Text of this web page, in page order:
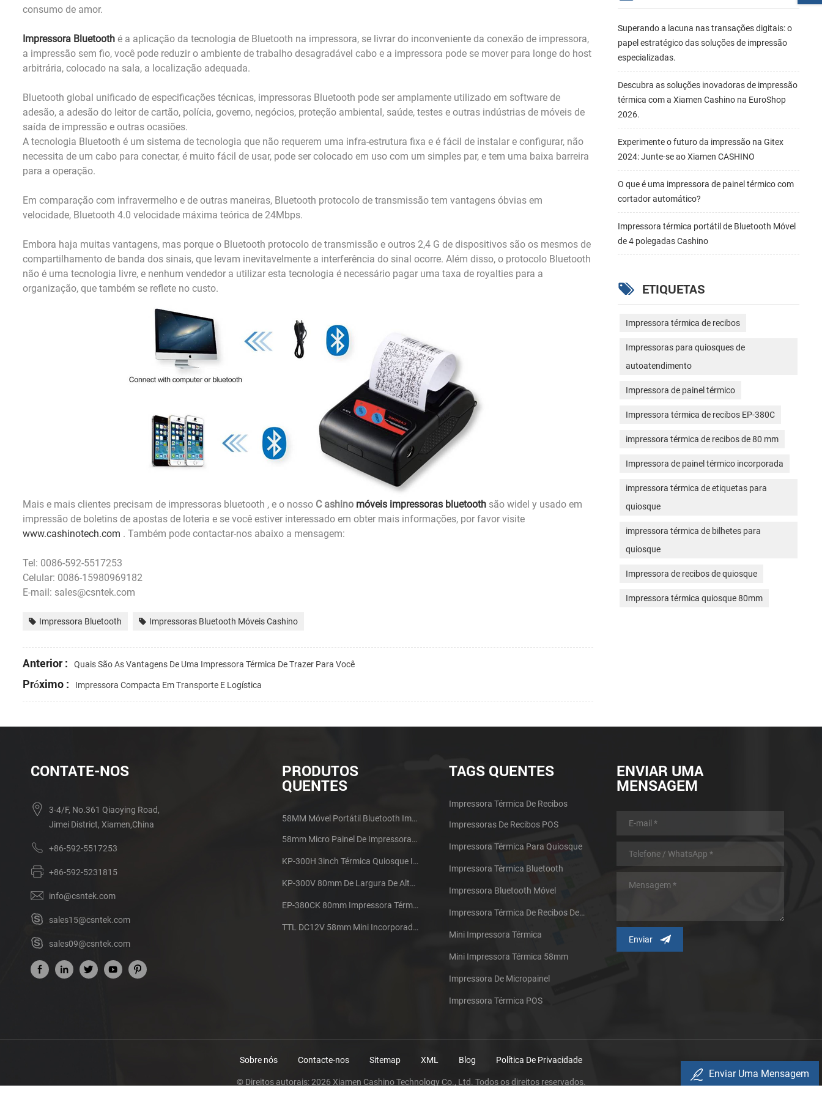
consumo de amor.
Impressora Bluetooth é a aplicação da tecnologia de Bluetooth na impressora, se livrar do inconveniente da conexão de impressora,
a impressão sem fio, você pode reduzir o ambiente de trabalho desagradável cabo e a impressora pode se mover para longe do host
arbitrária, colocado na sala, a localização adequada.
Bluetooth global unificado de especificações técnicas, impressoras Bluetooth pode ser amplamente utilizado em software de
adesão, a adesão do leitor de cartão, polícia, governo, negócios, proteção ambiental, saúde, testes e outras indústrias de móveis de
saída de impressão e outras ocasiões.
A tecnologia Bluetooth é um sistema de tecnologia que não requerem uma infra-estrutura fixa e é fácil de instalar e configurar, não
necessita de um cabo para conectar, é muito fácil de usar, pode ser colocado em uso com um simples par, e tem uma baixa barreira
para a operação.
Em comparação com infravermelho e de outras maneiras, Bluetooth protocolo de transmissão tem vantagens óbvias em
velocidade, Bluetooth 4.0 velocidade máxima teórica de 24Mbps.
Embora haja muitas vantagens, mas porque o Bluetooth protocolo de transmissão e outros 2,4 G de dispositivos são os mesmos de
compartilhamento de banda dos sinais, que levam inevitavelmente a interferência do sinal ocorre. Além disso, o protocolo Bluetooth
não é uma tecnologia livre, e nenhum vendedor a utilizar esta tecnologia é necessário pagar uma taxa de royalties para a
organização, que também se reflete no custo.
Mais e mais clientes precisam de impressoras bluetooth , e o nosso Cashino móveis impressoras bluetooth são widel y usado em
impressão de boletins de apostas de loteria e se você estiver interessado em obter mais informações, por favor visite
www.cashinotech.com . Também pode contactar-nos abaixo a mensagem:
Tel: 0086-592-5517253
Celular: 0086-15980969182
E-mail: sales@csntek.com
Impressora Bluetooth Impressoras Bluetooth Móveis Cashino
Anterior : Quais São As Vantagens De Uma Impressora Térmica De Trazer Para Você
Próximo : Impressora Compacta Em Transporte E Logística
Superando a lacuna nas transações digitais: o
papel estratégico das soluções de impressão
especializadas.
Descubra as soluções inovadoras de impressão
térmica com a Xiamen Cashino na EuroShop
2026.
Experimente o futuro da impressão na Gitex
2024: Junte-se ao Xiamen CASHINO
O que é uma impressora de painel térmico com
cortador automático?
Impressora térmica portátil de Bluetooth Móvel
de 4 polegadas Cashino
ETIQUETAS
Impressora térmica de recibos
Impressoras para quiosques de
autoatendimento
Impressora de painel térmico
Impressora térmica de recibos EP-380C
impressora térmica de recibos de 80 mm
Impressora de painel térmico incorporada
impressora térmica de etiquetas para
quiosque
impressora térmica de bilhetes para
quiosque
Impressora de recibos de quiosque
Impressora térmica quiosque 80mm
CONTATE-NOS
3-4/F, No.361 Qiaoying Road,
Jimei District, Xiamen,China
+86-592-5517253
+86-592-5231815
info@csntek.com
sales15@csntek.com
sales09@csntek.com
PRODUTOS
QUENTES
58MM Móvel Portátil Bluetooth Impressora Térmica PTP-II
58mm Micro Painel De Impressora De Recibos Térmica CSN-A1
KP-300H 3inch Térmica Quiosque Impressora Módulo De
KP-300V 80mm De Largura De Alta Velocidade Quiosque Impressora Térmica
EP-380CK 80mm Impressora Térmica Com Tampa De Bloqueio
TTL DC12V 58mm Mini Incorporado Táxi Impressora Térmica De Recibos
TAGS QUENTES
Impressora Térmica De Recibos
Impressoras De Recibos POS
Impressora Térmica Para Quiosque
Impressora Térmica Bluetooth
Impressora Bluetooth Móvel
Impressora Térmica De Recibos De Micro Painel
Mini Impressora Térmica
Mini Impressora Térmica 58mm
Impressora De Micropainel
Impressora Térmica POS
ENVIAR UMA
MENSAGEM
Sobre nós Contacte-nos Sitemap XML Blog Política De Privacidade
© Direitos autorais: 2026 Xiamen Cashino Technology Co., Ltd. Todos os direitos reservados.
Enviar Uma Mensagem